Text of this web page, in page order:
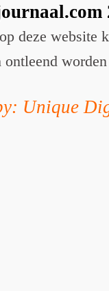
deze website
ontleend worden
Unique